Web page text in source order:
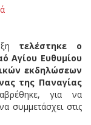
τελέστηκε ο
Αγίου Ευθυμίου
εκδηλώσεων
της Παναγίας
για να
συμμετάσχει στις